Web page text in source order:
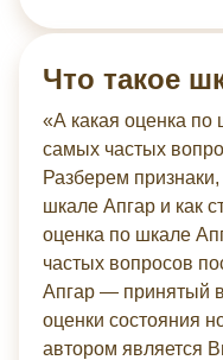
Что такое
«А какая оценка
самых частых
Разберем
шкале Апгар и как
оценка по шкале
частых вопросов
Апгар — принятый
оценки состояния
автором является